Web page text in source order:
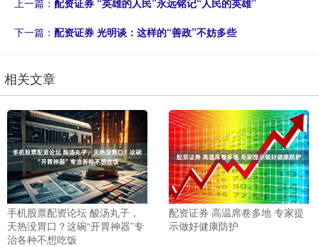
上一篇： 配资证券 “英雄的人民”永远铭记“人民的英雄”
下一篇： 配资证券 光明谈：这样的“善政”不妨多些
相关文章
手机股票配资论坛 酸汤丸子，
天热没胃口？这碗“开胃神器”专
治各种不想吃饭
配资证券 高温席卷多地 专家提
示做好健康防护